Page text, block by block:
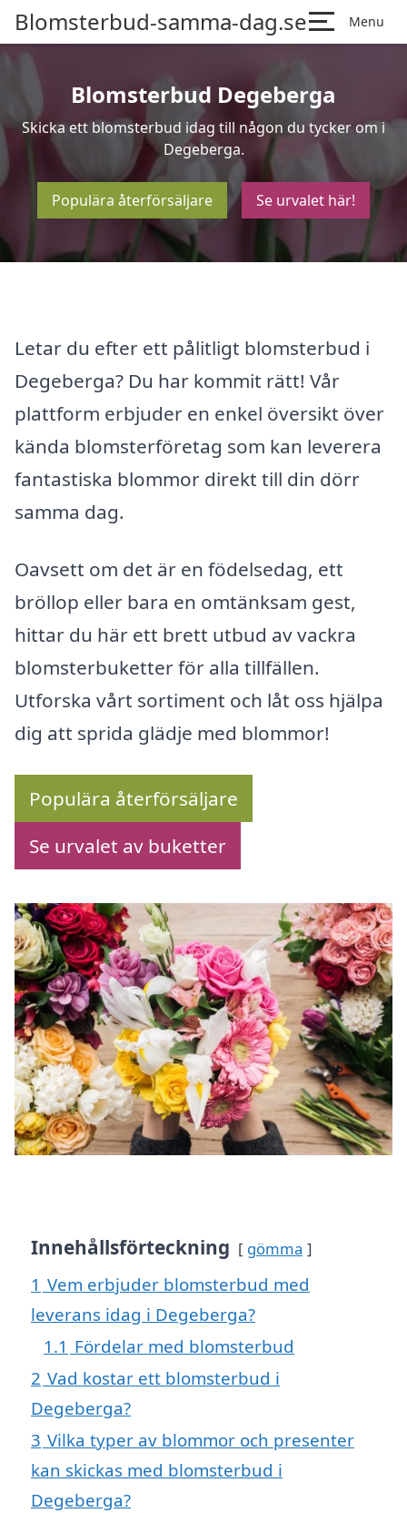
Blomsterbud-samma-dag.se Menu
Blomsterbud Degeberga
Skicka ett blomsterbud idag till någon du tycker om i
Degeberga.
Populära återförsäljare Se urvalet här!
Letar du efter ett pålitligt blomsterbud i
Degeberga? Du har kommit rätt! Vår
plattform erbjuder en enkel översikt över
kända blomsterföretag som kan leverera
fantastiska blommor direkt till din dörr
samma dag.
Oavsett om det är en födelsedag, ett
bröllop eller bara en omtänksam gest,
hittar du här ett brett utbud av vackra
blomsterbuketter för alla tillfällen.
Utforska vårt sortiment och låt oss hjälpa
dig att sprida glädje med blommor!
Populära återförsäljare
Se urvalet av buketter
Innehållsförteckning gömma
1 Vem erbjuder blomsterbud med
leverans idag i Degeberga?
1.1 Fördelar med blomsterbud
2 Vad kostar ett blomsterbud i
Degeberga?
3 Vilka typer av blommor och presenter
kan skickas med blomsterbud i
Degeberga?